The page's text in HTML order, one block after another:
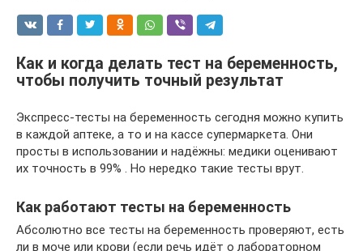
Как и когда делать тест на беременность,
чтобы получить точный результат
Экспресс-тесты на беременность сегодня можно купить
в каждой аптеке, а то и на кассе супермаркета. Они
просты в использовании и надёжны: медики оценивают
их точность в 99% . Но нередко такие тесты врут.
Как работают тесты на беременность
Абсолютно все тесты на беременность проверяют, есть
ли в моче или крови (если речь идёт о лабораторном